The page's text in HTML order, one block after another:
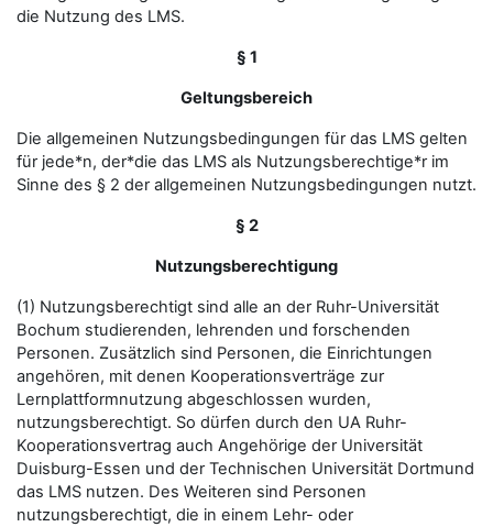
die Nutzung des LMS.
§ 1
Geltungsbereich
Die allgemeinen Nutzungsbedingungen für das LMS gelten
für jede*n, der*die das LMS als Nutzungsberechtige*r im
Sinne des § 2 der allgemeinen Nutzungsbedingungen nutzt.
§ 2
Nutzungsberechtigung
(1) Nutzungsberechtigt sind alle an der Ruhr-Universität
Bochum studierenden, lehrenden und forschenden
Personen. Zusätzlich sind Personen, die Einrichtungen
angehören, mit denen Kooperationsverträge zur
Lernplattformnutzung abgeschlossen wurden,
nutzungsberechtigt. So dürfen durch den UA Ruhr-
Kooperationsvertrag auch Angehörige der Universität
Duisburg-Essen und der Technischen Universität Dortmund
das LMS nutzen. Des Weiteren sind Personen
nutzungsberechtigt, die in einem Lehr- oder